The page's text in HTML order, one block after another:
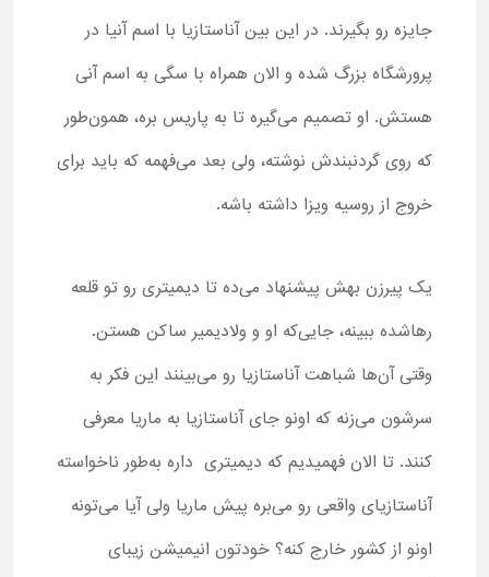
جایزه رو بگیرند. در این بین آناستازیا با اسم آنیا در
پرورشگاه بزرگ شده و الان همراه با سگی به اسم آنی
هستش. او تصمیم می‌گیره تا به پاریس بره، همون‌طور
که روی گردنبندش نوشته، ولی بعد می‌فهمه که باید برای
خروج از روسیه ویزا داشته باشه.
یک پیرزن بهش پیشنهاد می‌ده تا دیمیتری رو تو قلعه
رهاشده ببینه، جایی‌که او و ولادیمیر ساکن هستن.
وقتی آن‌ها شباهت آناستازیا رو می‌بینند این فکر به
سرشون می‌زنه که اونو جای آناستازیا به ماریا معرفی
کنند. تا الان فهمیدیم که دیمیتری داره به‌طور ناخواسته
آناستازیای واقعی رو می‌بره پیش ماریا ولی آیا می‌تونه
اونو از کشور خارج کنه؟ خودتون انیمیشن زیبای